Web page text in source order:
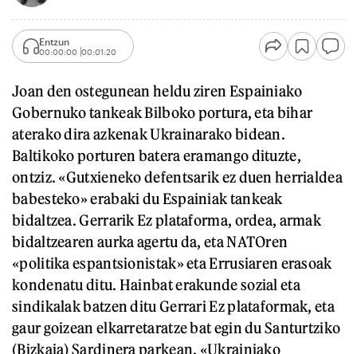
Entzun
00:00:00 00:01:20
Joan den ostegunean heldu ziren Espainiako
Gobernuko tankeak Bilboko portura, eta bihar
aterako dira azkenak Ukrainarako bidean.
Baltikoko porturen batera eramango dituzte,
ontziz. «Gutxieneko defentsarik ez duen herrialdea
babesteko» erabaki du Espainiak tankeak
bidaltzea. Gerrarik Ez plataforma, ordea, armak
bidaltzearen aurka agertu da, eta NATOren
«politika espantsionistak» eta Errusiaren erasoak
kondenatu ditu. Hainbat erakunde sozial eta
sindikalak batzen ditu Gerrari Ez plataformak, eta
gaur goizean elkarretaratze bat egin du Santurtziko
(Bizkaia) Sardinera parkean. «Ukrainiako